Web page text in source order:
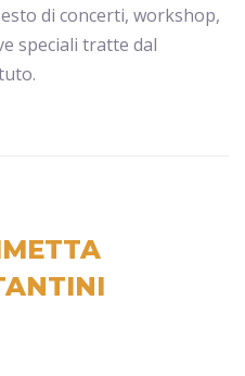
di concerti, workshop,
speciali tratte dal